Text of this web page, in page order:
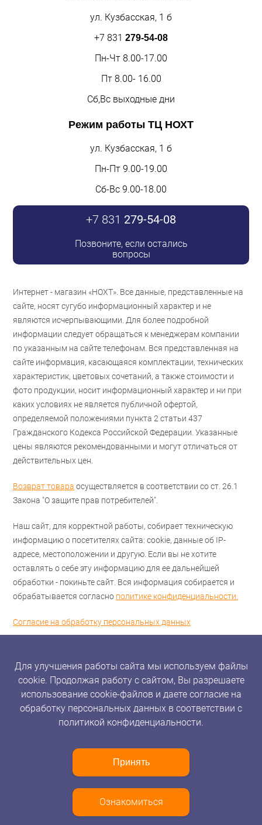
ул. Кузбасская, 1 б
+7 831 279-54-08
Пн-Чт 8.00-17.00
Пт 8.00- 16.00
Сб,Вс выходные дни
Режим работы ТЦ НОХТ
ул. Кузбасская, 1 б
Пн-Пт 9.00-19.00
Сб-Вс 9.00-18.00
+7 831 279-54-08
Позвоните, если остались
вопросы
Интернет - магазин «НОХТ». Все данные, представленные на
сайте, носят сугубо информационный характер и не
являются исчерпывающими. Для более подробной
информации следует обращаться к менеджерам компании
по указанным на сайте телефонам. Вся представленная на
сайте информация, касающаяся комплектации, технических
характеристик, цветовых сочетаний, а также стоимости и
фото продукции, носит информационный характер и ни при
каких условиях не является публичной офертой,
определяемой положениями пункта 2 статьи 437
Гражданского Кодекса Российской Федерации. Указанные
цены являются рекомендованными и могут отличаться от
действительных цен.
Возврат товара осуществляется в соответствии со ст. 26.1
Закона "О защите прав потребителей".
Наш сайт, для корректной работы, собирает техническую
информацию о посетителях сайта: cookie, данные об IP-
адресе, местоположении и другую. Если вы не хотите
оставлять о себе эту информацию для ее дальнейшей
обработки - покиньте сайт. Вся информация собирается и
обрабатывается согласно политике конфиденциальности.
Согласие на обработку персональных данных
Для улучшения работы сайта мы используем файлы
cookie. Продолжая работу с сайтом, Вы разрешаете
использование cookie-файлов и даете согласие на
обработку персональных данных в соответствии с
политикой конфиденциальности.
Принять
Ознакомиться